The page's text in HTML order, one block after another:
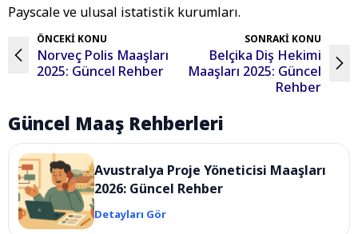
Payscale ve ulusal istatistik kurumları.
ÖNCEKİ KONU
Norveç Polis Maaşları
2025: Güncel Rehber
SONRAKİ KONU
Belçika Diş Hekimi
Maaşları 2025: Güncel
Rehber
Güncel Maaş Rehberleri
Avustralya Proje Yöneticisi Maaşları
2026: Güncel Rehber
Detayları Gör